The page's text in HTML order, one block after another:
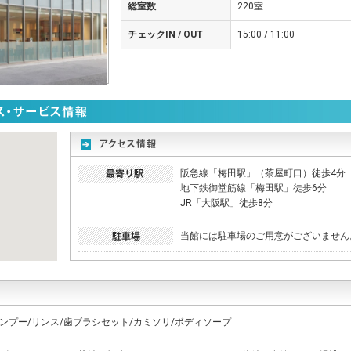
総室数 220室
チェックIN / OUT 15:00 / 11:00
阪急線「梅田駅」（茶屋町口）徒歩4分
地下鉄御堂筋線「梅田駅」徒歩6分
JR「大阪駅」徒歩8分
当館には駐車場のご用意がございません
プー/リンス/歯ブラシセット/カミソリ/ボディソープ